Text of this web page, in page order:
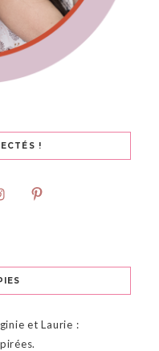
!
et Laurie :